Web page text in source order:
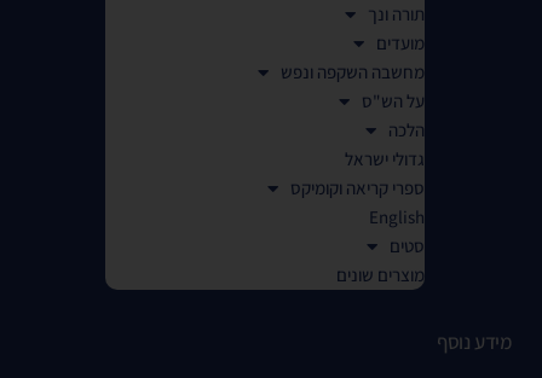
תורה ונך
מועדים
מחשבה השקפה ונפש
על הש"ס
הלכה
גדולי ישראל
ספרי קריאה וקומיקס
English
סטים
מוצרים שונים
מידע נוסף